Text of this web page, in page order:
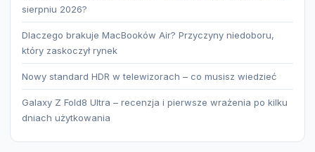
sierpniu 2026?
Dlaczego brakuje MacBooków Air? Przyczyny niedoboru,
który zaskoczył rynek
Nowy standard HDR w telewizorach – co musisz wiedzieć
Galaxy Z Fold8 Ultra – recenzja i pierwsze wrażenia po kilku
dniach użytkowania